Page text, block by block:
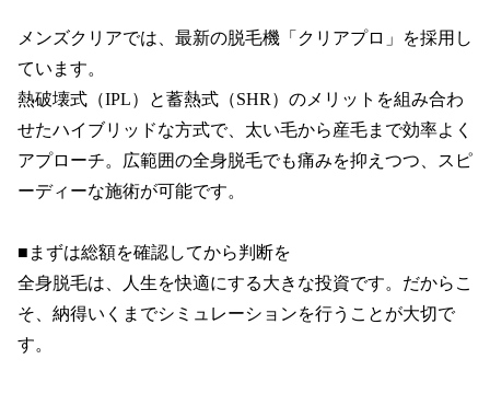
メンズクリアでは、最新の脱毛機「クリアプロ」を採用し
ています。
熱破壊式（IPL）と蓄熱式（SHR）のメリットを組み合わ
せたハイブリッドな方式で、太い毛から産毛まで効率よく
アプローチ。広範囲の全身脱毛でも痛みを抑えつつ、スピ
ーディーな施術が可能です。
■まずは総額を確認してから判断を
全身脱毛は、人生を快適にする大きな投資です。だからこ
そ、納得いくまでシミュレーションを行うことが大切で
す。